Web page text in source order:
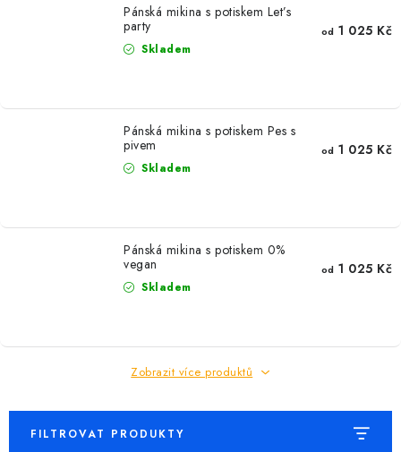
Pánská mikina s potiskem Let’s
party
Skladem
od 1 025 Kč
Pánská mikina s potiskem Pes s
pivem
Skladem
od 1 025 Kč
Pánská mikina s potiskem 0%
vegan
Skladem
od 1 025 Kč
Zobrazit více produktů
FILTROVAT PRODUKTY